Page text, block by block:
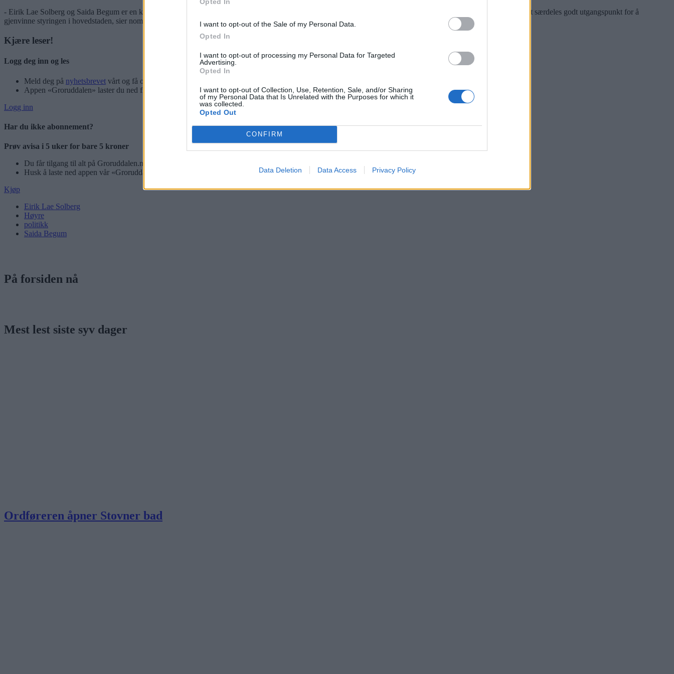
I want to opt-out of the Sale of my Personal Data.
Opted In
I want to opt-out of processing my Personal Data for Targeted
Advertising.
Opted In
I want to opt-out of Collection, Use, Retention, Sale, and/or Sharing
of my Personal Data that Is Unrelated with the Purposes for which it
was collected.
Opted Out
CONFIRM
Data Deletion Data Access Privacy Policy
- Eirik Lae Solberg og Saida Begum er en kompetent duo som har hjerter som banker for Oslo, og tung politisk kompetanse. Med disse to på topp, vil Oslo Høyre ha et særdeles godt utgangspunkt for å
gjenvinne styringen i hovedstaden, sier nominasjonskomiteens leder Ellen Christine Christiansen.
Kjære leser!
Logg deg inn og les
Meld deg på nyhetsbrevet vårt og få oppdateringer rett i innboksen.
Appen «Groruddalen» laster du ned fra App Store og Google Play
Logg inn
Har du ikke abonnement?
Prøv avisa i 5 uker for bare 5 kroner
Du får tilgang til alt på Groruddalen.no – også eAvisen vår!
Husk å laste ned appen vår «Groruddalen» for best mulig leseopplevelse.
Kjøp
Eirik Lae Solberg
Høyre
politikk
Saida Begum
På forsiden nå
Mest lest siste syv dager
Ordføreren åpner Stovner bad